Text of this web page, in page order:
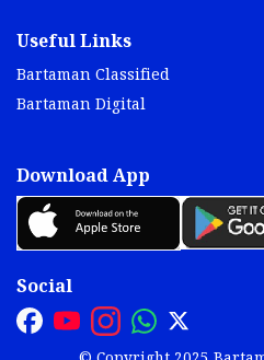
Useful Links
Bartaman Classified
Bartaman Digital
Download App
Social